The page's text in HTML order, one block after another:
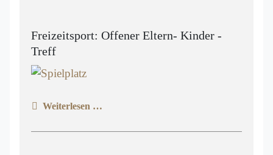
Freizeitsport: Offener Eltern- Kinder -
Treff
Weiterlesen …